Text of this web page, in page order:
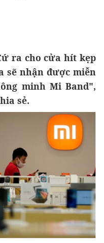
ra cho cửa hít kẹp
sẽ nhận được miễn
minh Mi Band",
sẻ.